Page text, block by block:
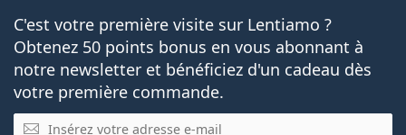
C'est votre première visite sur Lentiamo ?
Obtenez 50 points bonus en vous abonnant à
notre newsletter et bénéficiez d'un cadeau dès
votre première commande.
E-mail